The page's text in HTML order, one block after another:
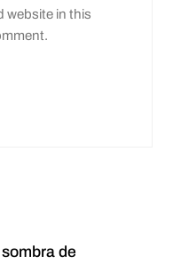
website in this
de